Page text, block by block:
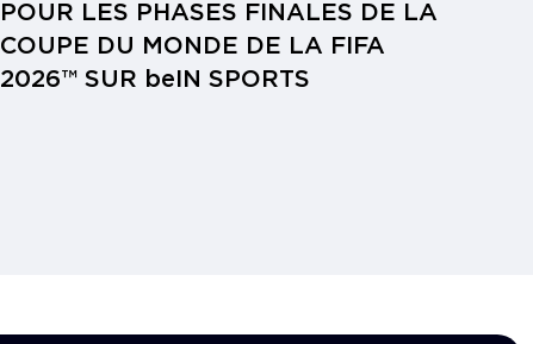
POUR LES PHASES FINALES DE LA
COUPE DU MONDE DE LA FIFA
2026™ SUR beIN SPORTS